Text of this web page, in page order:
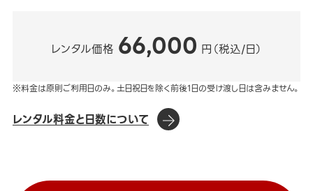
レンタル価格 66,000 円（税込/日）
※料金は原則ご利用日のみ。土日祝日を除く前後1日の受け渡し日は含みません。
レンタル料金と日数について